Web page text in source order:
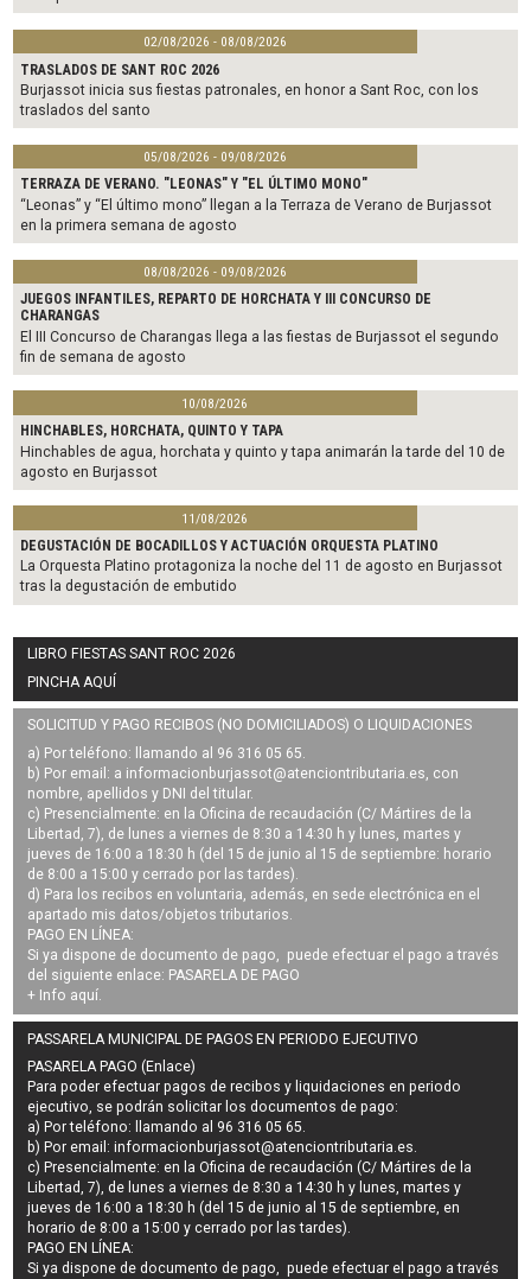
02/08/2026 - 08/08/2026
TRASLADOS DE SANT ROC 2026
Burjassot inicia sus fiestas patronales, en honor a Sant Roc, con los
traslados del santo
05/08/2026 - 09/08/2026
TERRAZA DE VERANO. "LEONAS" Y "EL ÚLTIMO MONO"
“Leonas” y “El último mono” llegan a la Terraza de Verano de Burjassot
en la primera semana de agosto
08/08/2026 - 09/08/2026
JUEGOS INFANTILES, REPARTO DE HORCHATA Y III CONCURSO DE
CHARANGAS
El III Concurso de Charangas llega a las fiestas de Burjassot el segundo
fin de semana de agosto
10/08/2026
HINCHABLES, HORCHATA, QUINTO Y TAPA
Hinchables de agua, horchata y quinto y tapa animarán la tarde del 10 de
agosto en Burjassot
11/08/2026
DEGUSTACIÓN DE BOCADILLOS Y ACTUACIÓN ORQUESTA PLATINO
La Orquesta Platino protagoniza la noche del 11 de agosto en Burjassot
tras la degustación de embutido
LIBRO FIESTAS SANT ROC 2026
PINCHA AQUÍ
SOLICITUD Y PAGO RECIBOS (NO DOMICILIADOS) O LIQUIDACIONES
a) Por teléfono: llamando al 96 316 05 65.
b) Por email: a informacionburjassot@atenciontributaria.es, con
nombre, apellidos y DNI del titular.
c) Presencialmente: en la Oficina de recaudación (C/ Mártires de la
Libertad, 7), de lunes a viernes de 8:30 a 14:30 h y lunes, martes y
jueves de 16:00 a 18:30 h (del 15 de junio al 15 de septiembre: horario
de 8:00 a 15:00 y cerrado por las tardes).
d) Para los recibos en voluntaria, además, en sede electrónica en el
apartado mis datos/objetos tributarios.
PAGO EN LÍNEA:
Si ya dispone de documento de pago, puede efectuar el pago a través
del siguiente enlace: PASARELA DE PAGO
+ Info aquí.
PASSARELA MUNICIPAL DE PAGOS EN PERIODO EJECUTIVO
PASARELA PAGO (Enlace)
Para poder efectuar pagos derecibos y liquidaciones en periodo
ejecutivo, se podrán solicitar los documentos de pago:
a) Por teléfono: llamando al 96 316 05 65.
b) Por email:informacionburjassot@atenciontributaria.es.
c) Presencialmente: en la Oficina de recaudación (C/ Mártires de la
Libertad, 7), de lunes a viernes de 8:30 a 14:30 h y lunes, martes y
jueves de 16:00 a 18:30 h (del 15 de junio al 15 de septiembre, en
horario de 8:00 a 15:00 y cerrado por las tardes).
PAGO EN LÍNEA:
Si ya dispone de documento de pago, puede efectuar el pago a través